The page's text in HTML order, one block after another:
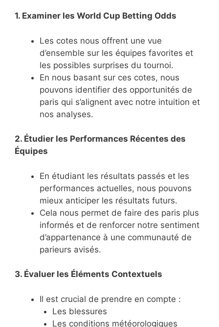
1. Examiner les World Cup Betting Odds
Les cotes nous offrent une vue
d’ensemble sur les équipes favorites et
les possibles surprises du tournoi.
En nous basant sur ces cotes, nous
pouvons identifier des opportunités de
paris qui s’alignent avec notre intuition et
nos analyses.
2. Étudier les Performances Récentes des
Équipes
En étudiant les résultats passés et les
performances actuelles, nous pouvons
mieux anticiper les résultats futurs.
Cela nous permet de faire des paris plus
informés et de renforcer notre sentiment
d’appartenance à une communauté de
parieurs avisés.
3. Évaluer les Éléments Contextuels
Il est crucial de prendre en compte :
Les blessures
Les conditions météorologiques